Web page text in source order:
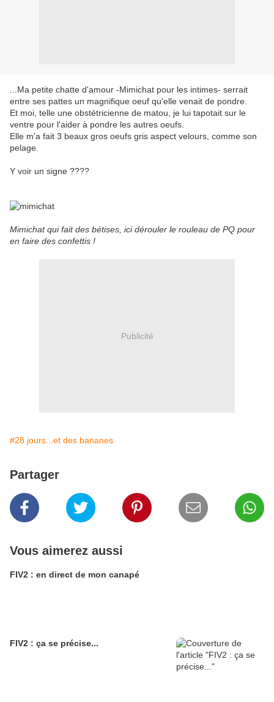
...Ma petite chatte d'amour -Mimichat pour les intimes- serrait
entre ses pattes un magnifique oeuf qu'elle venait de pondre.
Et moi, telle une obstétricienne de matou, je lui tapotait sur le
ventre pour l'aider à pondre les autres oeufs.
Elle m'a fait 3 beaux gros oeufs gris aspect velours, comme son
pelage.
Y voir un signe ????
Mimichat qui fait des bétises, ici dérouler le rouleau de PQ pour
en faire des confettis !
Publicité
#28 jours...et des bananes
Partager
Vous aimerez aussi
FIV2 : en direct de mon canapé
FIV2 : ça se précise...